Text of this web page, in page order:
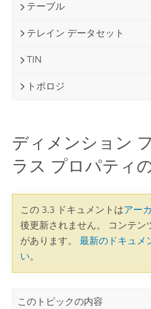
テーブル
テレイン データセット
TIN
トポロジ
ディメンション
ラス プロパティ
この 3.3 ドキュメントはアー
後更新されません。 コンテン
があります。 最新のドキュメ
い。
このトピックの内容